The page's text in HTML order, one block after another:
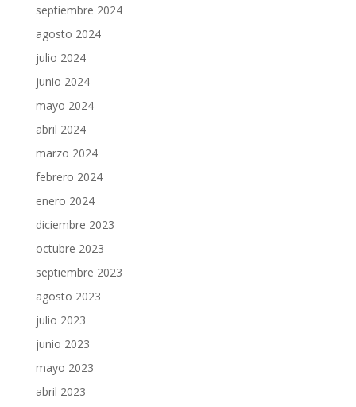
septiembre 2024
agosto 2024
julio 2024
junio 2024
mayo 2024
abril 2024
marzo 2024
febrero 2024
enero 2024
diciembre 2023
octubre 2023
septiembre 2023
agosto 2023
julio 2023
junio 2023
mayo 2023
abril 2023